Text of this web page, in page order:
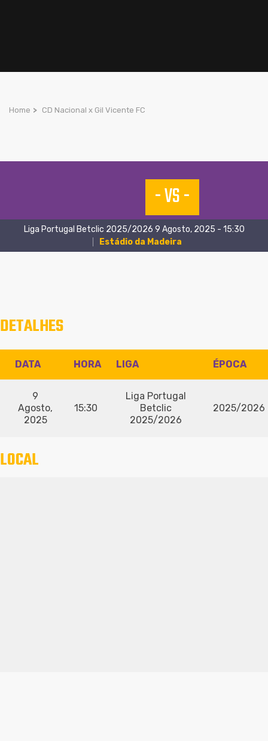
Home > CD Nacional x Gil Vicente FC
- VS -
Liga Portugal Betclic 2025/2026 9 Agosto, 2025 - 15:30
Estádio da Madeira
DETALHES
DATA HORA LIGA ÉPOCA
9
Agosto,
2025
15:30
Liga Portugal
Betclic
2025/2026
2025/2026
LOCAL